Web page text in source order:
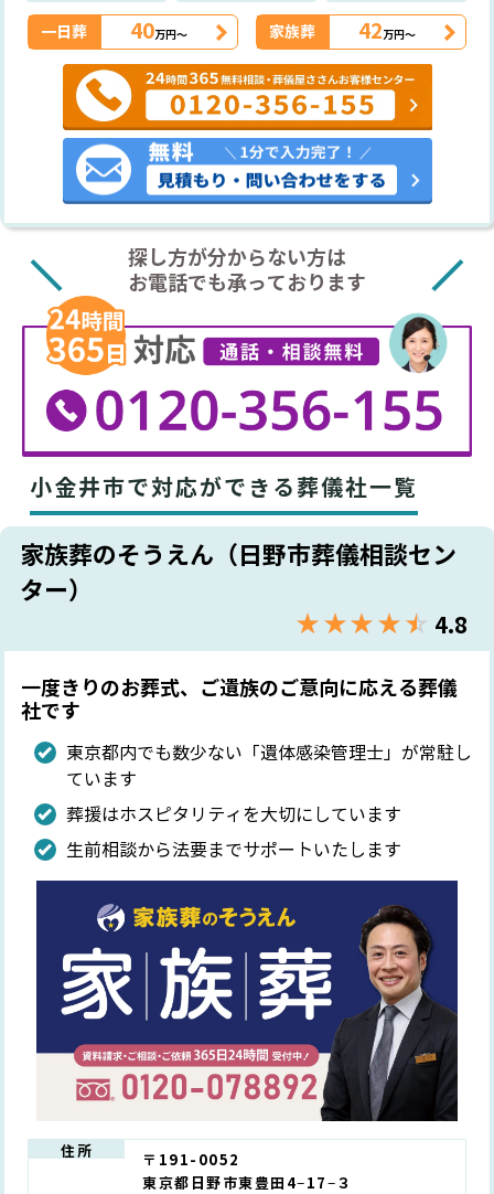
一日葬 40万円～ 家族葬 42万円～
探し方が分からない方は
お電話でも承っております
小金井市で対応ができる葬儀社一覧
家族葬のそうえん（日野市葬儀相談セン
ター）
★★★★★
☆☆☆☆☆ 4.8
一度きりのお葬式、ご遺族のご意向に応える葬儀
社です
東京都内でも数少ない「遺体感染管理士」が常駐し
ています
葬援はホスピタリティを大切にしています
生前相談から法要までサポートいたします
住所
〒191-0052
東京都日野市東豊田4−17−３ ​